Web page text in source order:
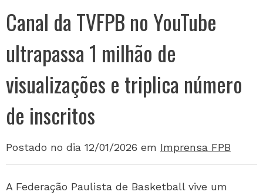
Canal da TVFPB no YouTube
ultrapassa 1 milhão de
visualizações e triplica número
de inscritos
Postado no dia 12/01/2026 em Imprensa FPB
A Federação Paulista de Basketball vive um